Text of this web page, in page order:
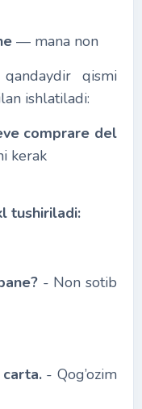
― mana non
qismi
ishlatiladi:
del
kerak
tushiriladi:
- Non sotib
- Qog’ozim